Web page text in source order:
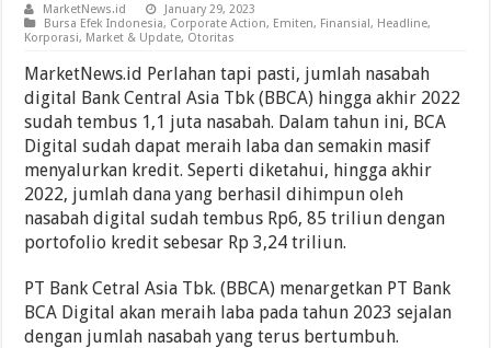
MarketNews.id
January 29, 2023
Bursa Efek Indonesia, Corporate Action, Emiten, Finansial, Headline,
Korporasi, Market & Update, Otoritas
MarketNews.id Perlahan tapi pasti, jumlah nasabah
digital Bank Central Asia Tbk (BBCA) hingga akhir 2022
sudah tembus 1,1 juta nasabah. Dalam tahun ini, BCA
Digital sudah dapat meraih laba dan semakin masif
menyalurkan kredit. Seperti diketahui, hingga akhir
2022, jumlah dana yang berhasil dihimpun oleh
nasabah digital sudah tembus Rp6, 85 triliun dengan
portofolio kredit sebesar Rp 3,24 triliun.
PT Bank Cetral Asia Tbk. (BBCA) menargetkan PT Bank
BCA Digital akan meraih laba pada tahun 2023 sejalan
dengan jumlah nasabah yang terus bertumbuh.